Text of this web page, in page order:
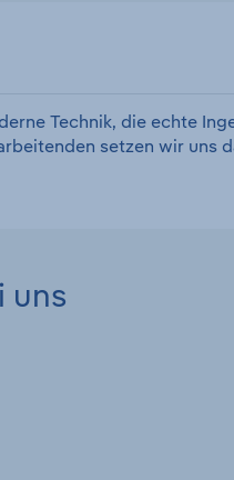
Technik, die echte
setzen wir uns
uns